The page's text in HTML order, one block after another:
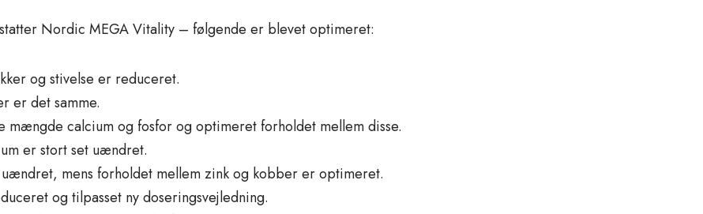
Nordic MEGA Vitality – følgende er blevet optimeret:
og stivelse er reduceret.
er det samme.
mængde calcium og fosfor og optimeret forholdet mellem disse.
er stort set uændret.
mens forholdet mellem zink og kobber er optimeret.
og tilpasset ny doseringsvejledning.